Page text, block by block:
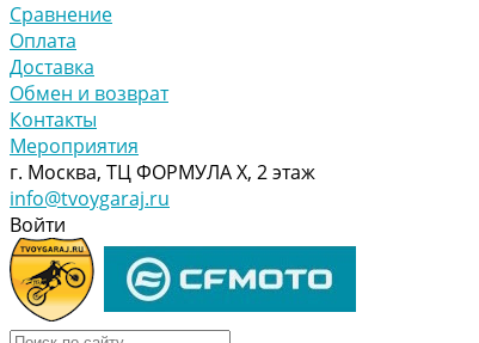
Сравнение
Оплата
Доставка
Обмен и возврат
Контакты
Мероприятия
г. Москва, ТЦ ФОРМУЛА Х, 2 этаж
info@tvoygaraj.ru
Войти